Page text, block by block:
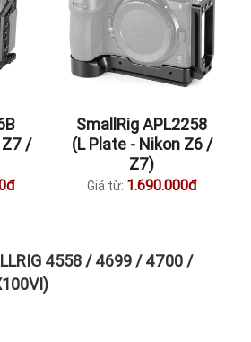
/
SmallRig APL2258
(L Plate - Nikon Z6 /
Z7)
Giá từ: 1.690.000đ
4558 / 4699 / 4700 /